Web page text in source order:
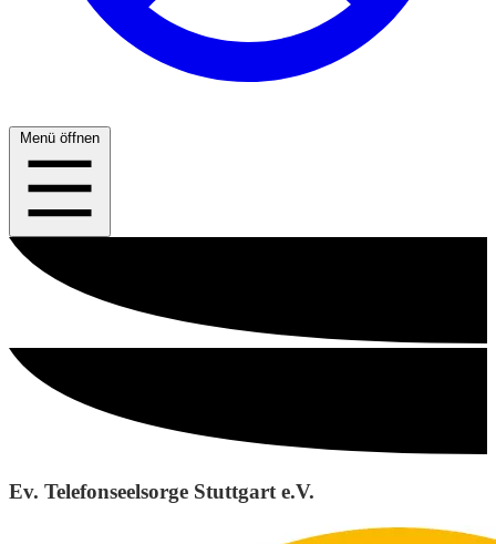
Menü öffnen
Ev. Telefonseelsorge Stuttgart e.V.